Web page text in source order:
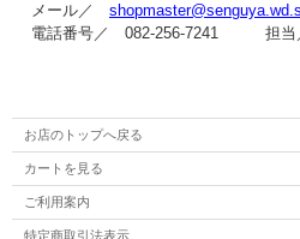
メール／
電話番号／ 082-256-7241 担
お店のトップへ戻る
カートを見る
ご利用案内
特定商取引法表示